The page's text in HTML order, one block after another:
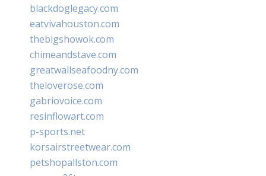
blackdoglegacy.com
eatvivahouston.com
thebigshowok.com
chimeandstave.com
greatwallseafoodny.com
theloverose.com
gabriovoice.com
resinflowart.com
p-sports.net
korsairstreetwear.com
petshopallston.com